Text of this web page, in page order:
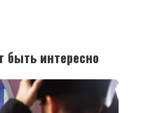
быть интересно